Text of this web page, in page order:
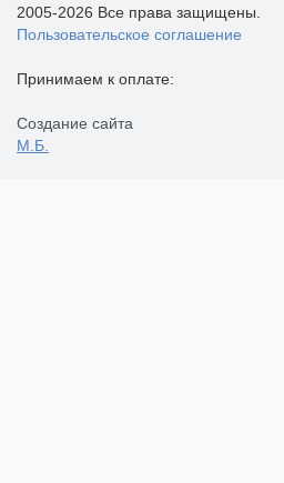
2005-2026 Все права защищены.
Пользовательское соглашение
Принимаем к оплате:
Создание сайта
М.Б.